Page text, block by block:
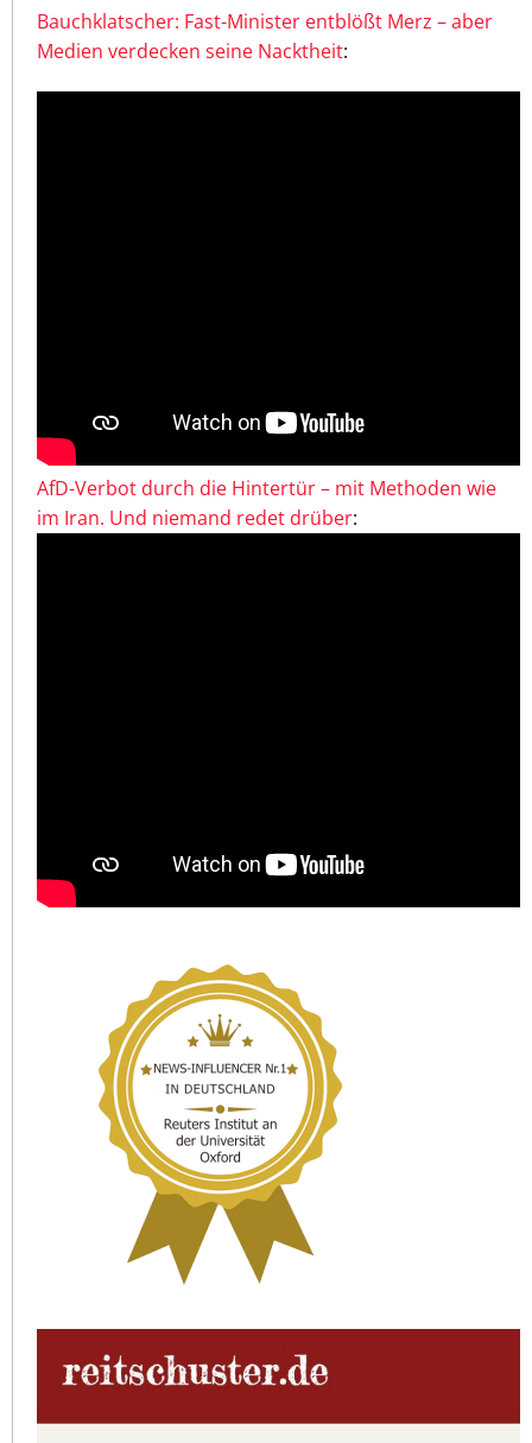
Bauchklatscher: Fast-Minister entblößt Merz – aber
Medien verdecken seine Nacktheit:
AfD-Verbot durch die Hintertür – mit Methoden wie
im Iran. Und niemand redet drüber: